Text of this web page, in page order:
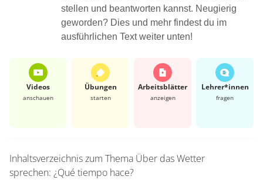
stellen und beantworten kannst. Neugierig
geworden? Dies und mehr findest du im
ausführlichen Text weiter unten!
Videos
anschauen
Übungen
starten
Arbeits­blätter
anzeigen
Lehrer*​innen
fragen
Inhaltsverzeichnis zum Thema Über das Wetter
sprechen: ¿Qué tiempo hace?